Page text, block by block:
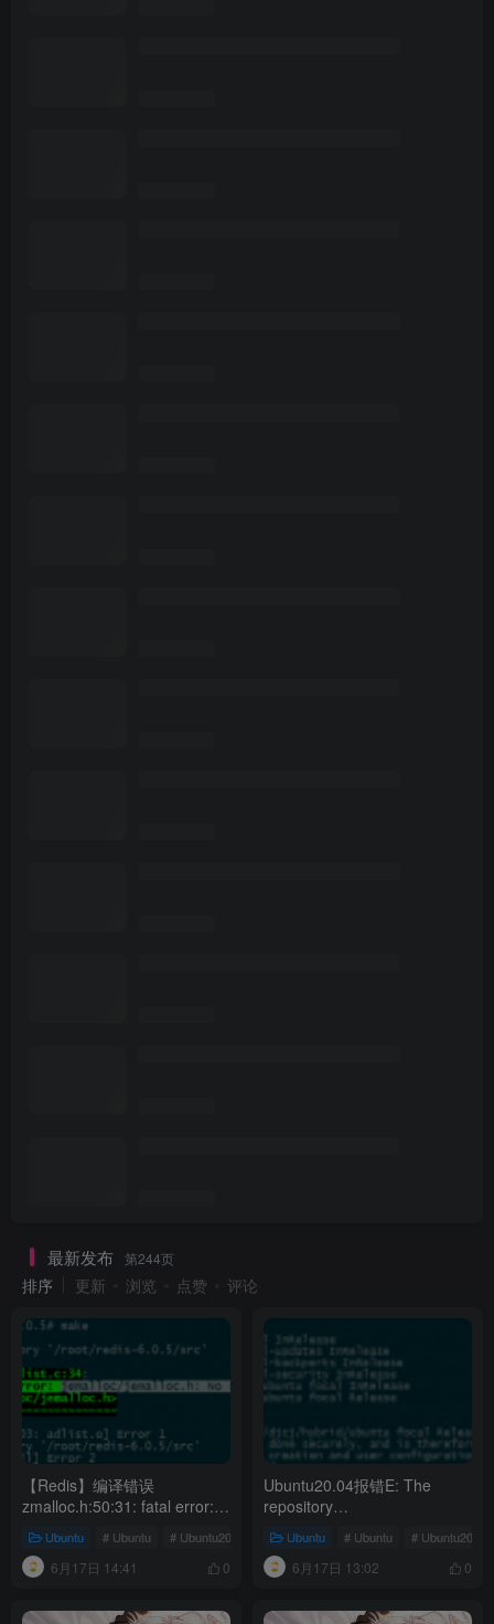
最新发布 第244页
排序 更新 浏览 点赞 评论
【Redis】编译错误
zmalloc.h:50:31: fatal error:
jemalloc/jemalloc.h: No such
file or directory
Ubuntu # Ubuntu # Ubuntu20.04 # redis
6月17日 14:41 0
Ubuntu20.04报错E: The
repository
‘http://ppa.launchpad.net/djcj/
focal Release’ does not have
a Release file.
Ubuntu # Ubuntu # Ubuntu20.04
6月17日 13:02 0